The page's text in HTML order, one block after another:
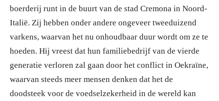
boerderij runt in de buurt van de stad Cremona in Noord-
Italië. Zij hebben onder andere ongeveer tweeduizend
varkens, waarvan het nu onhoudbaar duur wordt om ze te
hoeden. Hij vreest dat hun familiebedrijf van de vierde
generatie verloren zal gaan door het conflict in Oekraïne,
waarvan steeds meer mensen denken dat het de
doodsteek voor de voedselzekerheid in de wereld kan